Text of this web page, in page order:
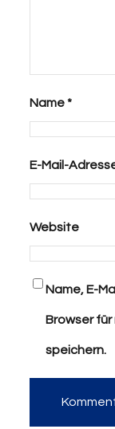
Name*
E-Mail-
Website
Name, E-
Browser
speichern.